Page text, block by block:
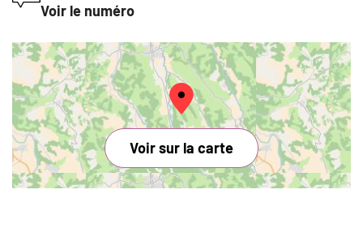
Voir le numéro
Voir sur la carte